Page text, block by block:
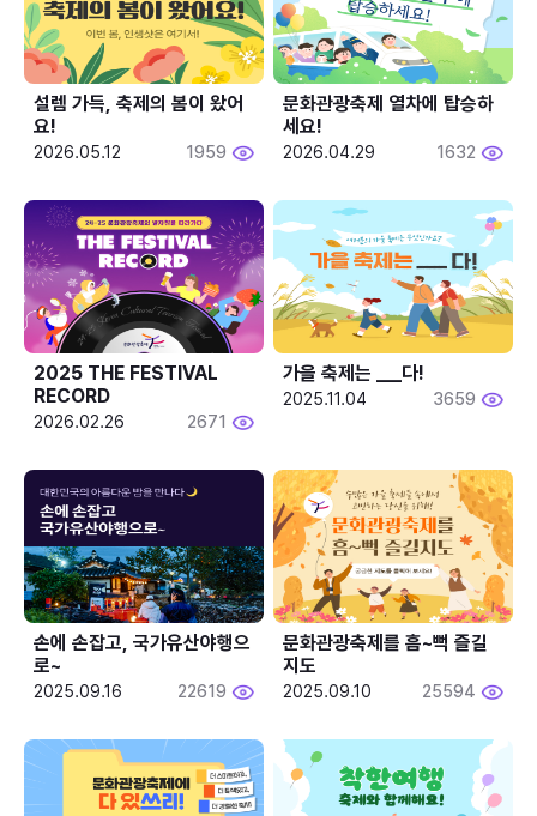
설렘 가득, 축제의 봄이 왔어
요!
2026.05.12 1959
문화관광축제 열차에 탑승하
세요!
2026.04.29 1632
2025 THE FESTIVAL
RECORD
2026.02.26 2671
2025.11.04 3659
손에 손잡고, 국가유산야행으
로~
2025.09.16 22619
문화관광축제를 흠~뻑 즐길
지도
2025.09.10 25594